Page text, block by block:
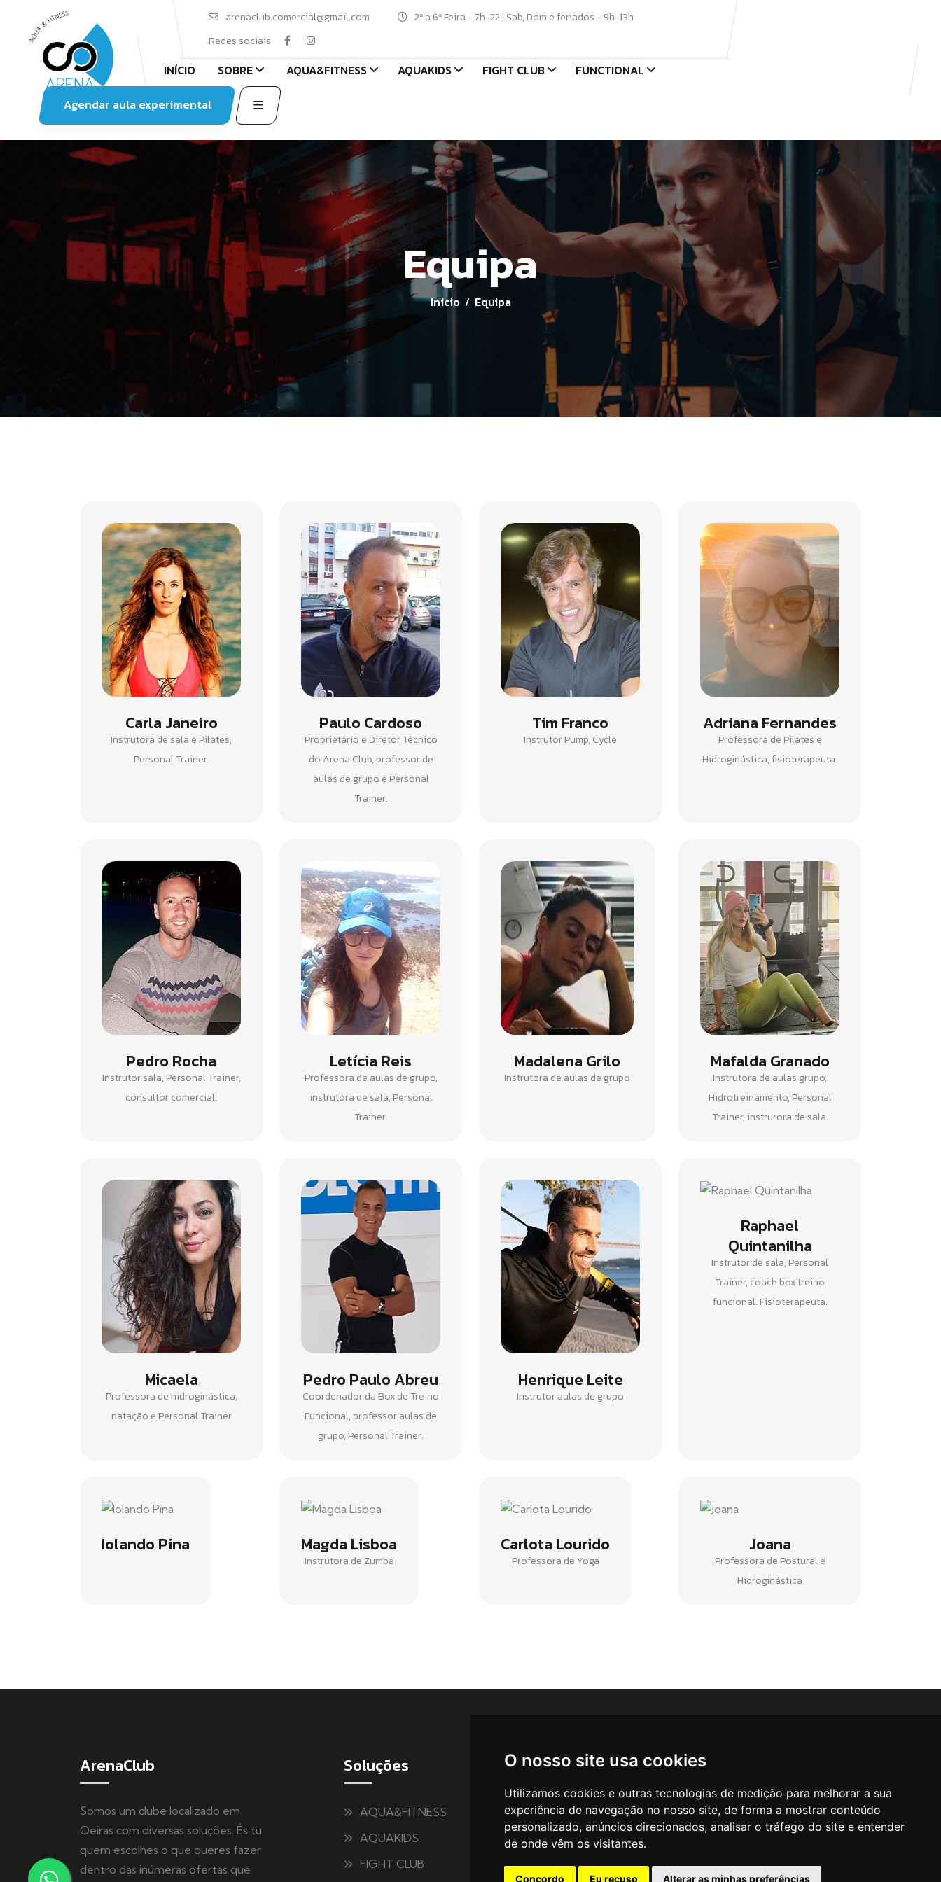
O nosso site usa cookies
Utilizamos cookies e outras tecnologias de medição para melhorar a sua
experiência de navegação no nosso site, de forma a mostrar conteúdo
personalizado, anúncios direcionados, analisar o tráfego do site e entender
de onde vêm os visitantes.
Concordo Eu recuso Alterar as minhas preferências
arenaclub.comercial@gmail.com
2ª a 6ª Feira - 7h-22 | Sab, Dom e feriados - 9h-13h
Redes sociais
INÍCIO SOBRE AQUA&FITNESS AQUAKIDS FIGHT CLUB FUNCTIONAL
Agendar aula experimental
Equipa
Início Equipa
Carla Janeiro
Instrutora de sala e Pilates,
Personal Trainer.
Paulo Cardoso
Proprietário e Diretor Técnico
do Arena Club, professor de
aulas de grupo e Personal
Trainer.
Tim Franco
Instrutor Pump, Cycle
Adriana Fernandes
Professora de Pilates e
Hidroginástica, fisioterapeuta.
Pedro Rocha
Instrutor sala, Personal Trainer,
consultor comercial.
Letícia Reis
Professora de aulas de grupo,
instrutora de sala, Personal
Trainer.
Madalena Grilo
Instrutora de aulas de grupo
Mafalda Granado
Instrutora de aulas grupo,
Hidrotreinamento, Personal
Trainer, instrurora de sala.
Micaela
Professora de hidroginástica,
natação e Personal Trainer
Pedro Paulo Abreu
Coordenador da Box de Treino
Funcional, professor aulas de
grupo, Personal Trainer.
Henrique Leite
Instrutor aulas de grupo
Raphael
Quintanilha
Instrutor de sala, Personal
Trainer, coach box treino
funcional. Fisioterapeuta.
Iolando Pina Magda Lisboa
Instrutora de Zumba
Carlota Lourido
Professora de Yoga
Joana
Professora de Postural e
Hidroginástica
ArenaClub
Somos um clube localizado em
Oeiras com diversas soluções. És tu
quem escolhes o que queres fazer
dentro das inúmeras ofertas que
Soluções
AQUA&FITNESS
AQUAKIDS
FIGHT CLUB
Instagram Newsletter
Inscreva-se na nossa Newsletter